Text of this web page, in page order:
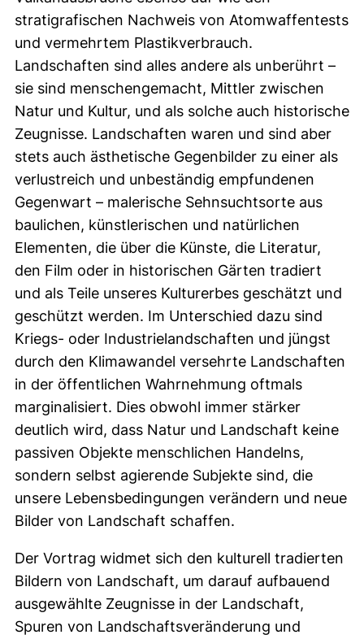
stratigrafischen Nachweis von Atomwaffentests
und vermehrtem Plastikverbrauch.
Landschaften sind alles andere als unberührt –
sie sind menschengemacht, Mittler zwischen
Natur und Kultur, und als solche auch historische
Zeugnisse. Landschaften waren und sind aber
stets auch ästhetische Gegenbilder zu einer als
verlustreich und unbeständig empfundenen
Gegenwart – malerische Sehnsuchtsorte aus
baulichen, künstlerischen und natürlichen
Elementen, die über die Künste, die Literatur,
den Film oder in historischen Gärten tradiert
und als Teile unseres Kulturerbes geschätzt und
geschützt werden. Im Unterschied dazu sind
Kriegs- oder Industrielandschaften und jüngst
durch den Klimawandel versehrte Landschaften
in der öffentlichen Wahrnehmung oftmals
marginalisiert. Dies obwohl immer stärker
deutlich wird, dass Natur und Landschaft keine
passiven Objekte menschlichen Handelns,
sondern selbst agierende Subjekte sind, die
unsere Lebensbedingungen verändern und neue
Bilder von Landschaft schaffen.
Der Vortrag widmet sich den kulturell tradierten
Bildern von Landschaft, um darauf aufbauend
ausgewählte Zeugnisse in der Landschaft,
Spuren von Landschaftsveränderung und